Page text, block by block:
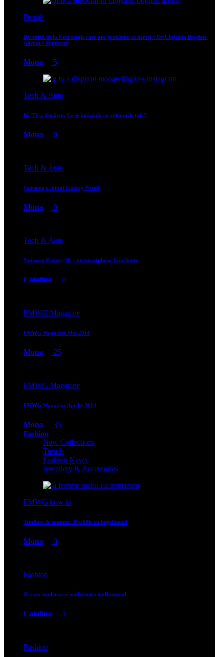
People
Doctorul de la Neurologie care are probleme cu nervii // Dr Clujeanu Bogdan-
Adrian // Hipocrat
Mona 5
Tech & Auto
IG TV a dispărut. Ce se întâmplă cu videourile tale?
Mona 0
Tech & Auto
Samsung a lansat Galaxy Note8
Mona 0
Tech & Auto
Samsung Galaxy S8 – un smartphone fara limite
Catalina 0
FMWG Magazine
FMWG Magazine Mai 2014
Mona 25
FMWG Magazine
FMWG Magazine Aprilie 2014
Mona 35
Fashion
New Collections
Trends
Fashion News
Jewellery & Accessories
FMWG how to
Tendinte de toamna: Rochiile cu imprimeuri
Mona 0
Fashion
O vara moderna si neobisnuita cu Reserved
Catalina 1
Fashion